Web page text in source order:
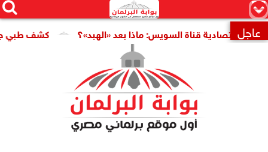
×


 عاجل كشف طبي جديد قناة السويس: ماذا بعد «الهبد»؟